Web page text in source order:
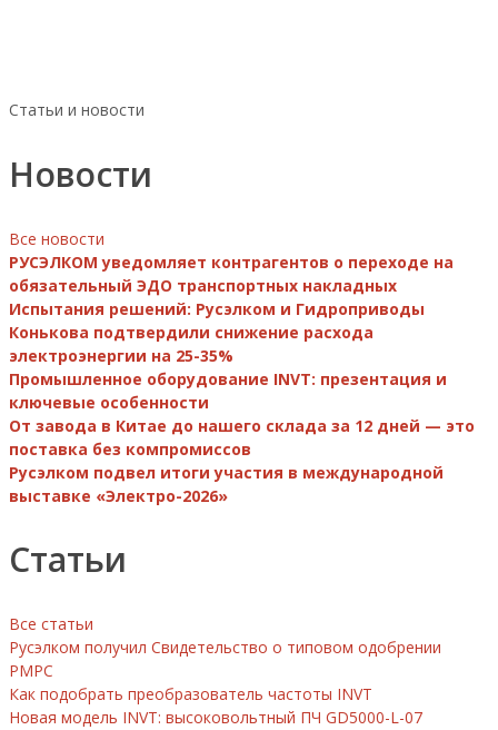
Статьи и новости
Новости
Все новости
РУСЭЛКОМ уведомляет контрагентов о переходе на
обязательный ЭДО транспортных накладных
Испытания решений: Русэлком и Гидроприводы
Конькова подтвердили снижение расхода
электроэнергии на 25-35%
Промышленное оборудование INVT: презентация и
ключевые особенности
От завода в Китае до нашего склада за 12 дней — это
поставка без компромиссов
Русэлком подвел итоги участия в международной
выставке «Электро-2026»
Статьи
Все статьи
Русэлком получил Свидетельство о типовом одобрении
РМРС
Как подобрать преобразователь частоты INVT
Новая модель INVT: высоковольтный ПЧ GD5000-L-07